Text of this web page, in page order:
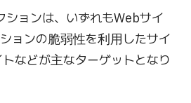
ションは、いずれもWebサイ
ョンの脆弱性を利用したサイ
などが主なターゲットとなり